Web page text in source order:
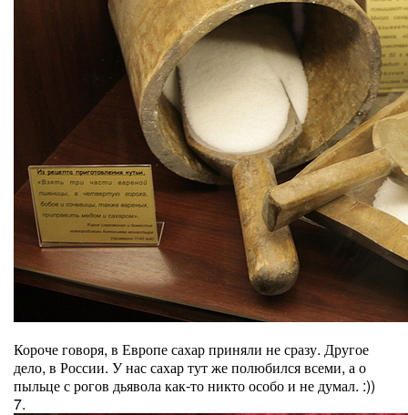
Короче говоря, в Европе сахар приняли не сразу. Другое
дело, в России. У нас сахар тут же полюбился всеми, а о
пыльце с рогов дьявола как-то никто особо и не думал. :))
7.